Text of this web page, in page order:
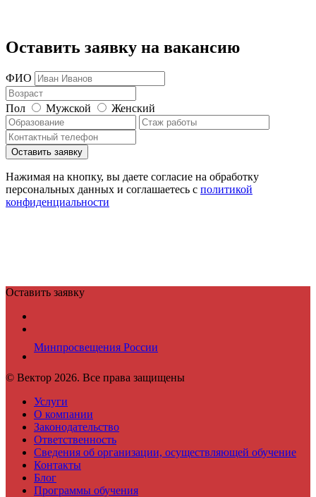
Оставить заявку на вакансию
ФИО
Пол Мужской Женский
Нажимая на кнопку, вы даете согласие на обработку
персональных данных и соглашаетесь c политикой
конфиденциальности
Оставить заявку
Минпросвещения России
© Вектор 2026. Все права защищены
Услуги
О компании
Законодательство
Ответственность
Сведения об организации, осуществляющей обучение
Контакты
Блог
Программы обучения